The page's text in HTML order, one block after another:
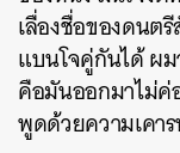
เลื่องชื่อของดนต
แบนโจคู่กันได้ ผ
คือมันออกมาไม่ค่
พูดด้วยความเคา